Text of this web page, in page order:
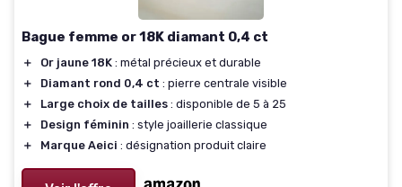
Bague femme or 18K diamant 0,4 ct
＋ Or jaune 18K : métal précieux et durable
＋
Diamant rond 0,4 ct : pierre centrale visible
＋
Large choix de tailles : disponible de 5 à 25
＋
Design féminin : style joaillerie classique
＋
Marque Aeici : désignation produit claire